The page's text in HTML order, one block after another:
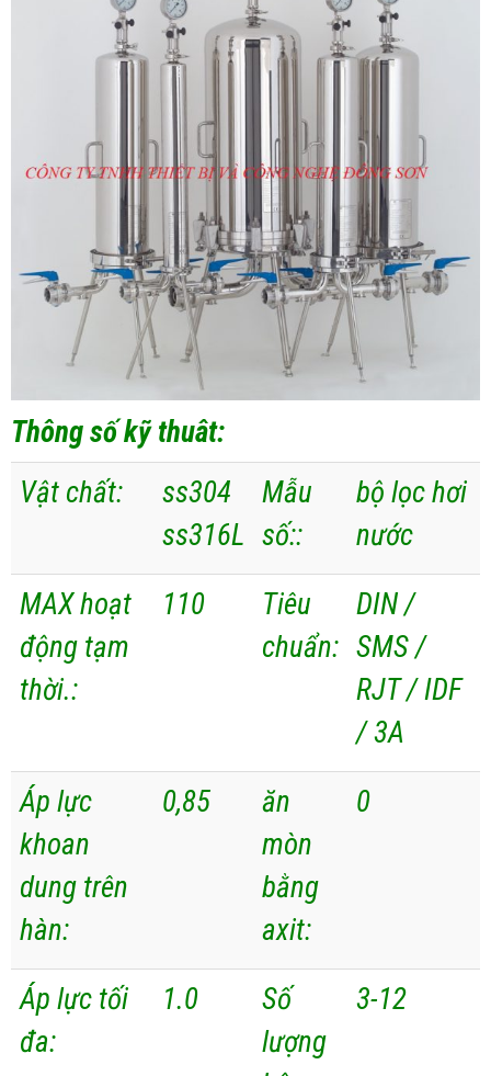
Thông số kỹ thuât:
Vật chất:
ss304
ss316L
Mẫu
số::
bộ lọc hơi
nước
MAX hoạt
động tạm
thời.:
110
Tiêu
chuẩn:
DIN /
SMS /
RJT / IDF
/ 3A
Áp lực
khoan
dung trên
hàn:
0,85
ăn
mòn
bằng
axit:
0
Áp lực tối
đa:
1.0
Số
lượng
3-12